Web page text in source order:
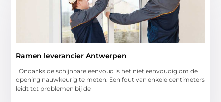
Ramen leverancier Antwerpen
Ondanks de schijnbare eenvoud is het niet eenvoudig om de
opening nauwkeurig te meten. Een fout van enkele centimeters
leidt tot problemen bij de